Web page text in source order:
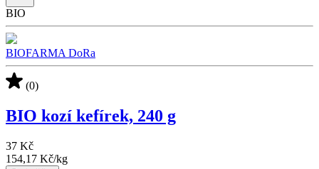
BIO
BIOFARMA DoRa
(0)
BIO kozí kefírek, 240 g
37 Kč
154,17 Kč/kg